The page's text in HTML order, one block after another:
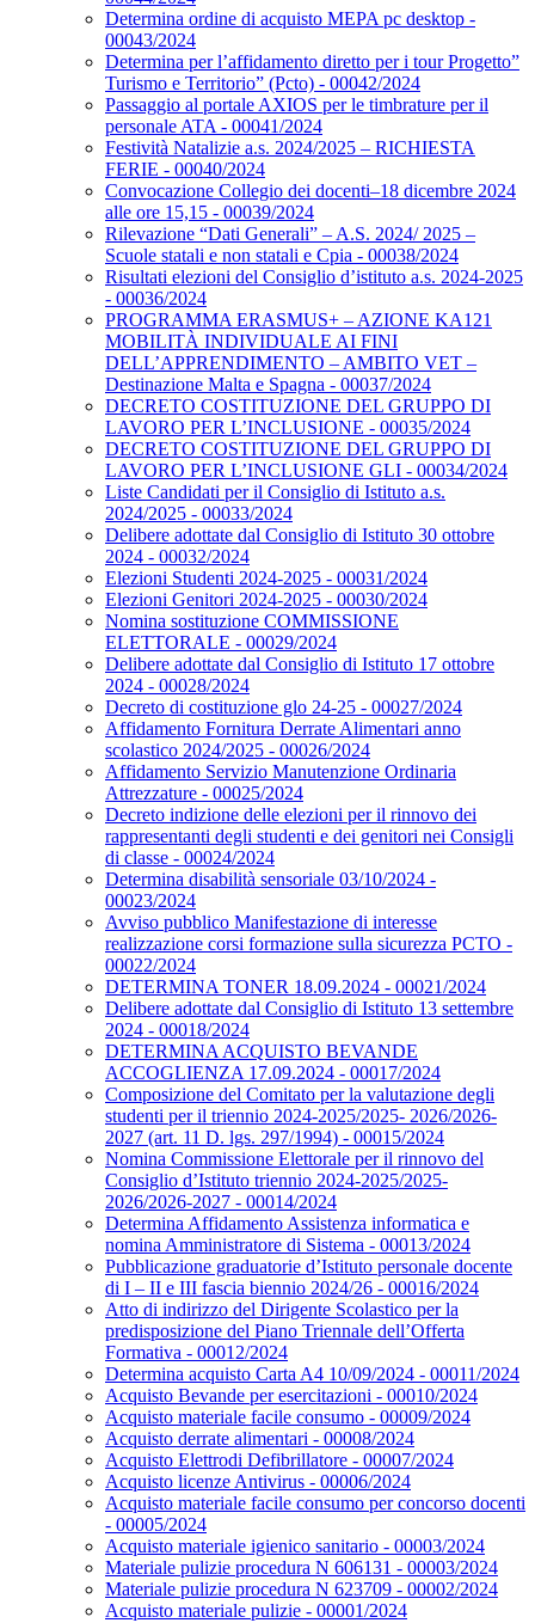
Determina ordine di acquisto MEPA pc desktop -
00043/2024
Determina per l’affidamento diretto per i tour Progetto”
Turismo e Territorio” (Pcto) - 00042/2024
Passaggio al portale AXIOS per le timbrature per il
personale ATA - 00041/2024
Festività Natalizie a.s. 2024/2025 – RICHIESTA
FERIE - 00040/2024
Convocazione Collegio dei docenti–18 dicembre 2024
alle ore 15,15 - 00039/2024
Rilevazione “Dati Generali” – A.S. 2024/ 2025 –
Scuole statali e non statali e Cpia - 00038/2024
Risultati elezioni del Consiglio d’istituto a.s. 2024-2025
- 00036/2024
PROGRAMMA ERASMUS+ – AZIONE KA121
MOBILITÀ INDIVIDUALE AI FINI
DELL’APPRENDIMENTO – AMBITO VET –
Destinazione Malta e Spagna - 00037/2024
DECRETO COSTITUZIONE DEL GRUPPO DI
LAVORO PER L’INCLUSIONE - 00035/2024
DECRETO COSTITUZIONE DEL GRUPPO DI
LAVORO PER L’INCLUSIONE GLI - 00034/2024
Liste Candidati per il Consiglio di Istituto a.s.
2024/2025 - 00033/2024
Delibere adottate dal Consiglio di Istituto 30 ottobre
2024 - 00032/2024
Elezioni Studenti 2024-2025 - 00031/2024
Elezioni Genitori 2024-2025 - 00030/2024
Nomina sostituzione COMMISSIONE
ELETTORALE - 00029/2024
Delibere adottate dal Consiglio di Istituto 17 ottobre
2024 - 00028/2024
Decreto di costituzione glo 24-25 - 00027/2024
Affidamento Fornitura Derrate Alimentari anno
scolastico 2024/2025 - 00026/2024
Affidamento Servizio Manutenzione Ordinaria
Attrezzature - 00025/2024
Decreto indizione delle elezioni per il rinnovo dei
rappresentanti degli studenti e dei genitori nei Consigli
di classe - 00024/2024
Determina disabilità sensoriale 03/10/2024 -
00023/2024
Avviso pubblico Manifestazione di interesse
realizzazione corsi formazione sulla sicurezza PCTO -
00022/2024
DETERMINA TONER 18.09.2024 - 00021/2024
Delibere adottate dal Consiglio di Istituto 13 settembre
2024 - 00018/2024
DETERMINA ACQUISTO BEVANDE
ACCOGLIENZA 17.09.2024 - 00017/2024
Composizione del Comitato per la valutazione degli
studenti per il triennio 2024-2025/2025- 2026/2026-
2027 (art. 11 D. lgs. 297/1994) - 00015/2024
Nomina Commissione Elettorale per il rinnovo del
Consiglio d’Istituto triennio 2024-2025/2025-
2026/2026-2027 - 00014/2024
Determina Affidamento Assistenza informatica e
nomina Amministratore di Sistema - 00013/2024
Pubblicazione graduatorie d’Istituto personale docente
di I – II e III fascia biennio 2024/26 - 00016/2024
Atto di indirizzo del Dirigente Scolastico per la
predisposizione del Piano Triennale dell’Offerta
Formativa - 00012/2024
Determina acquisto Carta A4 10/09/2024 - 00011/2024
Acquisto Bevande per esercitazioni - 00010/2024
Acquisto materiale facile consumo - 00009/2024
Acquisto derrate alimentari - 00008/2024
Acquisto Elettrodi Defibrillatore - 00007/2024
Acquisto licenze Antivirus - 00006/2024
Acquisto materiale facile consumo per concorso docenti
- 00005/2024
Acquisto materiale igienico sanitario - 00003/2024
Materiale pulizie procedura N 606131 - 00003/2024
Materiale pulizie procedura N 623709 - 00002/2024
Acquisto materiale pulizie - 00001/2024